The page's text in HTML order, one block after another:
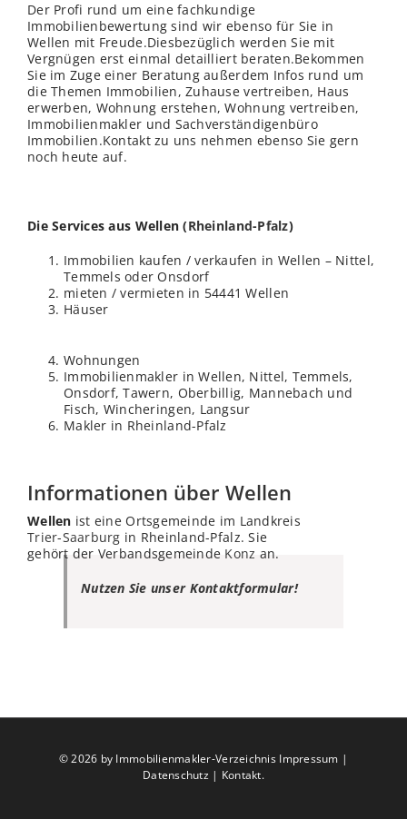
Der Profi rund um eine fachkundige
Immobilienbewertung sind wir ebenso für Sie in
Wellen mit Freude.Diesbezüglich werden Sie mit
Vergnügen erst einmal detailliert beraten.Bekommen
Sie im Zuge einer Beratung außerdem Infos rund um
die Themen Immobilien, Zuhause vertreiben, Haus
erwerben, Wohnung erstehen, Wohnung vertreiben,
Immobilienmakler und Sachverständigenbüro
Immobilien.Kontakt zu uns nehmen ebenso Sie gern
noch heute auf.
Die Services aus Wellen (Rheinland-Pfalz)
Immobilien kaufen / verkaufen in Wellen – Nittel,
Temmels oder Onsdorf
mieten / vermieten in 54441 Wellen
Häuser
Wohnungen
Immobilienmakler in Wellen, Nittel, Temmels,
Onsdorf, Tawern, Oberbillig, Mannebach und
Fisch, Wincheringen, Langsur
Makler in Rheinland-Pfalz
Informationen über Wellen
Wellen ist eine Ortsgemeinde im Landkreis
Trier-Saarburg in Rheinland-Pfalz. Sie
gehört der Verbandsgemeinde Konz an.
Nutzen Sie unser Kontaktformular!
©2026 by Immobilienmakler-Verzeichnis Impressum |
Datenschutz| Kontakt.